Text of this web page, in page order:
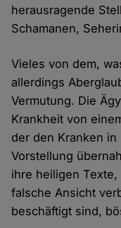
herausragende
Schamanen,
Vieles von dem,
allerdings
Vermutung. Die
Krankheit von
der den Kranken
Vorstellung
ihre heiligen
falsche Ansicht
beschäftigt sind,